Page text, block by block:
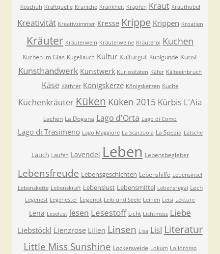
Koschuh Kraftquelle Kraniche Krankheit Krapfen Kraut Krauthobel
Kreativität Kreativzimmer Kresse Krippe Krippen Kroatien
Kräuter Kräuterwein Kräuterweine Kräuteröl Kuchen
Kuchen im Glas Kugellauch Kultur Kulturgut Kunigunde Kunst
Kunsthandwerk Kunstwerk Kuriositäten Käfer Kälteeinbruch
Käse Käthrer Königskerze Königskerzen Küche
Küchenkräuter Küken Küken 2015 Kürbis L'Aia
Lachen La Dogana Lago d'Orta Lago di Como
Lago di Trasimeno Lago Maggiore La Scarzuola La Spezia Latsche
Lauch Laufen Lavendel Leben Lebensbegleiter
Lebensfreude Lebensgeschichten Lebenshilfe Lebensinsel
Lebenskette Lebenskraft Lebenslust Lebensmittel Lebensregal Lech
Legenest Legenester Legenot Leib und Seele Leinen Leisi Lektüre
Lena Leselust lesen Lesestoff Licht Lichtmess Liebe
Liebstöckl Lienzrose Lilien Linsen Lisa Lisl Literatur
Little Miss Sunshine Lockenweide Lokum Lollorosso